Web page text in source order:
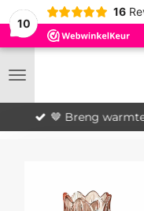
10
16
🤎 Breng